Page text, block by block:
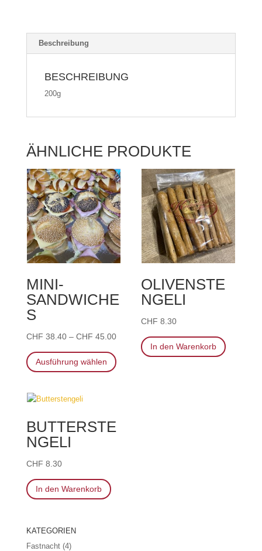
Beschreibung
BESCHREIBUNG
200g
ÄHNLICHE PRODUKTE
MINI-
SANDWICHE
S
CHF 38.40– CHF 45.00
Ausführung wählen
Produkt
OLIVENSTE
NGELI
CHF 8.30
In den Warenkorb
BUTTERSTE
NGELI
CHF 8.30
In den Warenkorb
KATEGORIEN
Fastnacht (4)